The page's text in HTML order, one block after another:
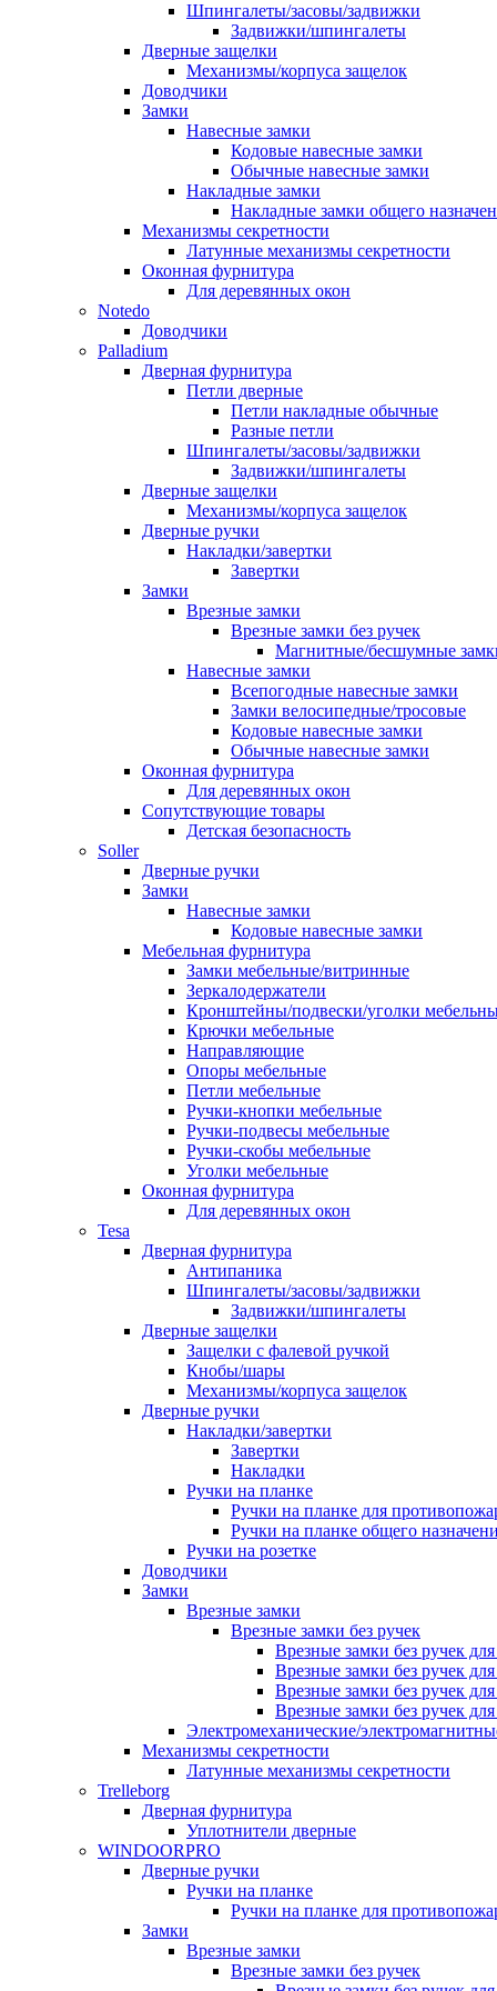
Шпингалеты/засовы/задвижки
Задвижки/шпингалеты
Дверные защелки
Механизмы/корпуса защелок
Доводчики
Замки
Навесные замки
Кодовые навесные замки
Обычные навесные замки
Накладные замки
Накладные замки общего
Механизмы секретности
Латунные механизмы секретности
Оконная фурнитура
Для деревянных окон
Notedo
Доводчики
Palladium
Дверная фурнитура
Петли дверные
Петли накладные обычные
Разные петли
Шпингалеты/засовы/задвижки
Задвижки/шпингалеты
Дверные защелки
Механизмы/корпуса защелок
Дверные ручки
Накладки/завертки
Завертки
Замки
Врезные замки
Врезные замки без ручек
Магнитные/бесшумные
Навесные замки
Всепогодные навесные замки
Замки велосипедные/тросовые
Кодовые навесные замки
Обычные навесные замки
Оконная фурнитура
Для деревянных окон
Сопутствующие товары
Детская безопасность
Soller
Дверные ручки
Замки
Навесные замки
Кодовые навесные замки
Мебельная фурнитура
Замки мебельные/витринные
Зеркалодержатели
Кронштейны/подвески/уголки
Крючки мебельные
Направляющие
Опоры мебельные
Петли мебельные
Ручки-кнопки мебельные
Ручки-подвесы мебельные
Ручки-скобы мебельные
Уголки мебельные
Оконная фурнитура
Для деревянных окон
Tesa
Дверная фурнитура
Антипаника
Шпингалеты/засовы/задвижки
Задвижки/шпингалеты
Дверные защелки
Защелки с фалевой ручкой
Кнобы/шары
Механизмы/корпуса защелок
Дверные ручки
Накладки/завертки
Завертки
Накладки
Ручки на планке
Ручки на планке для
Ручки на планке общего
Ручки на розетке
Доводчики
Замки
Врезные замки
Врезные замки без ручек
Врезные замки без ручек
Врезные замки без ручек
Врезные замки без ручек
Врезные замки без ручек
Электромеханические/
Механизмы секретности
Латунные механизмы секретности
Trelleborg
Дверная фурнитура
Уплотнители дверные
WINDOORPRO
Дверные ручки
Ручки на планке
Ручки на планке для
Замки
Врезные замки
Врезные замки без ручек